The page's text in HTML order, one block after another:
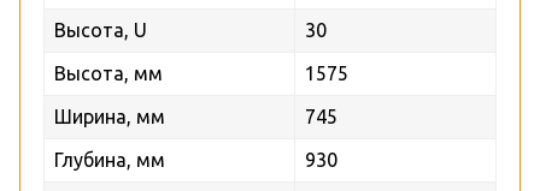
Высота, U
30
Высота, мм
1575
Ширина, мм
745
Глубина, мм
930